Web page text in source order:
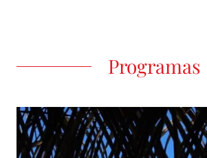
Programas